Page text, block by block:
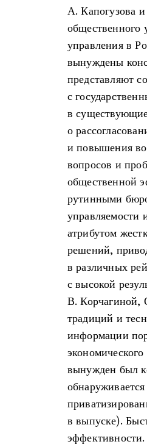
А. Капогузова
общественного
управления в
вынуждены
представляют
с
в
о
и повышения
вопросов и
общественной
рутинными
управляемости
атрибутом
решений,
в различных
с высокой
В. Корчагиной,
традиций и
информации
вынужден был
в выпуске).